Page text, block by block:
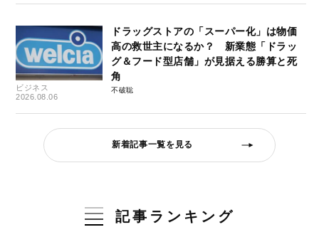
ビジネス
2026.08.06
ドラッグストアの「スーパー化」は物価
高の救世主になるか？ 新業態「ドラッ
グ＆フード型店舗」が見据える勝算と死
角
不破聡
新着記事一覧を見る
記事ランキング